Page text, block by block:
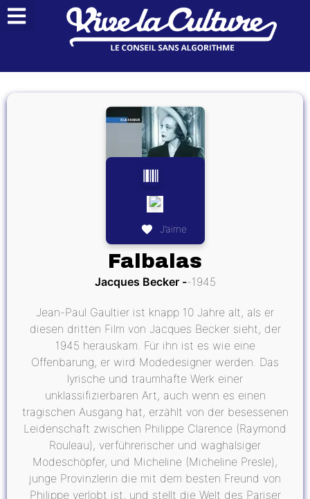
J’aime
Falbalas
Jacques Becker 1945
Jean-Paul Gaultier ist knapp 10 Jahre alt, als er
diesen dritten Film von Jacques Becker sieht, der
1945 herauskam. Für ihn ist es wie eine
Offenbarung, er wird Modedesigner werden. Das
lyrische und traumhafte Werk einer
unklassifizierbaren Art, auch wenn es einen
tragischen Ausgang hat, erzählt von der besessenen
Leidenschaft zwischen Philippe Clarence (Raymond
Rouleau), verführerischer und waghalsiger
Modeschöpfer, und Micheline (Micheline Presle),
junge Provinzlerin die mit dem besten Freund von
Philippe verlobt ist, und stellt die Welt des Pariser